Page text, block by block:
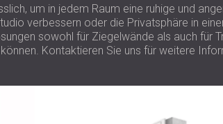
um in jedem Raum eine ruhige und
verbessern oder die Privatsphäre in
sowohl für Ziegelwände als auch
Kontaktieren Sie uns für weitere